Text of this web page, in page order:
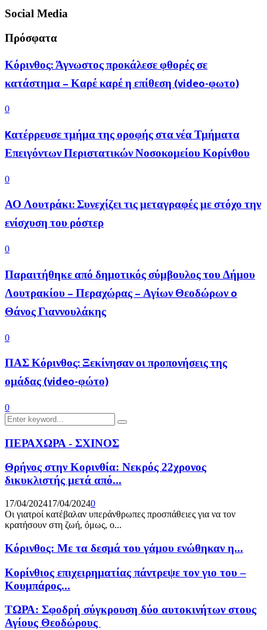
Social Media
Πρόσφατα
Κόρινθος: Άγνωστος προκάλεσε φθορές σε
κατάστημα – Καρέ καρέ η επίθεση (video-φωτο)
0
Kατέρρευσε τμήμα της οροφής στα νέα Τμήματα
Επειγόντων Περιστατικών Νοσοκομείου Κορίνθου
0
ΑΟ Λουτράκι: Συνεχίζει τις μεταγραφές με στόχο την
ενίσχυση του ρόστερ
0
Παραιτήθηκε από δημοτικός σύμβουλος του Δήμου
Λουτρακίου – Περαχώρας – Αγίων Θεοδώρων o
Θάνος Γιαννουλάκης
0
ΠΑΣ Κόρινθος: Ξεκίνησαν οι προπονήσεις της
ομάδας (video-φώτο)
0
Search
for:
Search
ΠΕΡΑΧΩΡΑ - ΣΧΙΝΟΣ
Θρήνος στην Κορινθία: Νεκρός 22χρονος
δικυκλιστής μετά από...
17/04/202417/04/20240
Οι γιατροί κατέβαλαν υπεράνθρωπες προσπάθειες για να τον
κρατήσουν στη ζωή, όμως, ο...
Κόρινθος: Με τα δεσμά του γάμου ενώθηκαν η...
Κορίνθιος επιχειρηματίας πάντρεψε τον γιο του –
Κουμπάρος...
ΤΩΡΑ: Σφοδρή σύγκρουση δύο αυτοκινήτων στους
Αγίους Θεοδώρους